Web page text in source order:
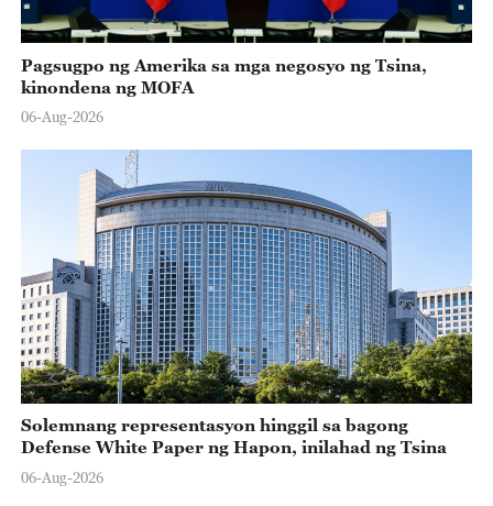
Pagsugpo ng Amerika sa mga negosyo ng Tsina,
kinondena ng MOFA
06-Aug-2026
Solemnang representasyon hinggil sa bagong
Defense White Paper ng Hapon, inilahad ng Tsina
06-Aug-2026